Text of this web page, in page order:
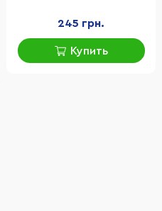
245 грн.
Купить